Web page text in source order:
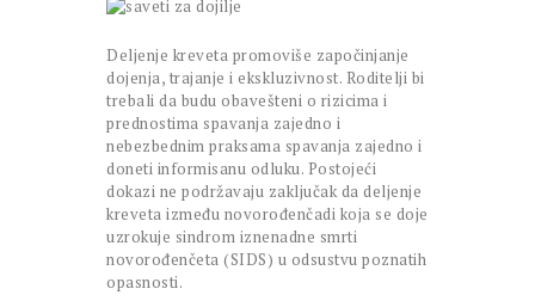
Deljenje kreveta promoviše započinjanje
dojenja, trajanje i ekskluzivnost. Roditelji bi
trebali da budu obavešteni o rizicima i
prednostima spavanja zajedno i
nebezbednim praksama spavanja zajedno i
doneti informisanu odluku. Postojeći
dokazi ne podržavaju zaključak da deljenje
kreveta između novorođenčadi koja se doje
uzrokuje sindrom iznenadne smrti
novorođenčeta (SIDS) u odsustvu poznatih
opasnosti.